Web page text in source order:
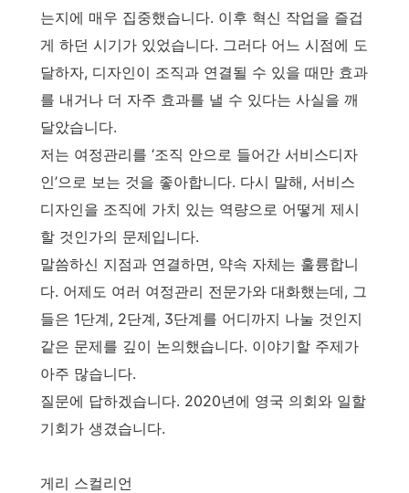
는지에 매우 집중했습니다. 이후 혁신 작업을 즐겁
게 하던 시기가 있었습니다. 그러다 어느 시점에 도
달하자, 디자인이 조직과 연결될 수 있을 때만 효과
를 내거나 더 자주 효과를 낼 수 있다는 사실을 깨
달았습니다.
저는 여정관리를 ‘조직 안으로 들어간 서비스디자
인’으로 보는 것을 좋아합니다. 다시 말해, 서비스
디자인을 조직에 가치 있는 역량으로 어떻게 제시
할 것인가의 문제입니다.
말씀하신 지점과 연결하면, 약속 자체는 훌륭합니
다. 어제도 여러 여정관리 전문가와 대화했는데, 그
들은 1단계, 2단계, 3단계를 어디까지 나눌 것인지
같은 문제를 깊이 논의했습니다. 이야기할 주제가
아주 많습니다.
질문에 답하겠습니다. 2020년에 영국 의회와 일할
기회가 생겼습니다.
게리 스컬리언